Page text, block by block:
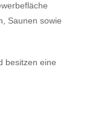
Saunen sowie
besitzen eine